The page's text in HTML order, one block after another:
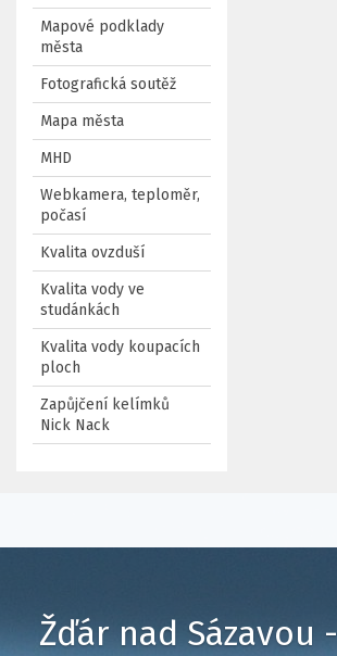
Mapové podklady
města
Fotografická soutěž
Mapa města
MHD
Webkamera, teploměr,
počasí
Kvalita ovzduší
Kvalita vody ve
studánkách
Kvalita vody koupacích
ploch
Zapůjčení kelímků
Nick Nack
Žďár nad Sázavou -